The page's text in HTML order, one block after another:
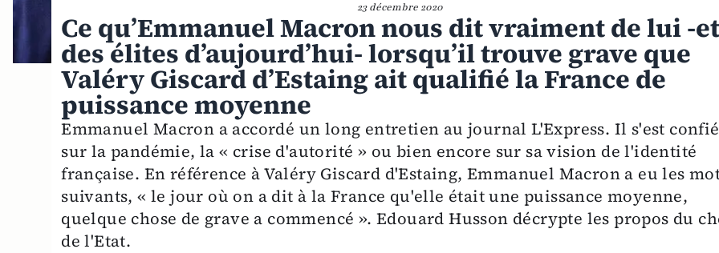
23 décembre 2020
Ce qu’Emmanuel Macron nous dit vraiment de lui -et
des élites d’aujourd’hui- lorsqu’il trouve grave que
Valéry Giscard d’Estaing ait qualifié la France de
puissance moyenne
Emmanuel Macron a accordé un long entretien au journal L'Express. Il s'est confié
sur la pandémie, la « crise d'autorité » ou bien encore sur sa vision de l'identité
française. En référence à Valéry Giscard d'Estaing, Emmanuel Macron a eu les
suivants, « le jour où on a dit à la France qu'elle était une puissance moyenne,
quelque chose de grave a commencé ». Edouard Husson décrypte les propos du
de l'Etat.